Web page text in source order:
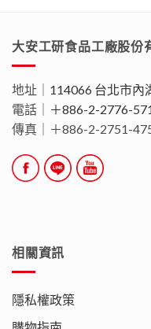
大安工研食品工廠股份
地址｜ 114066 台北市內
電話｜
＋886-2-2776-
傳真｜＋886-2-2751-
相關資訊
隱私權政策